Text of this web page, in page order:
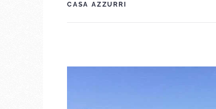
CASA AZZURRI